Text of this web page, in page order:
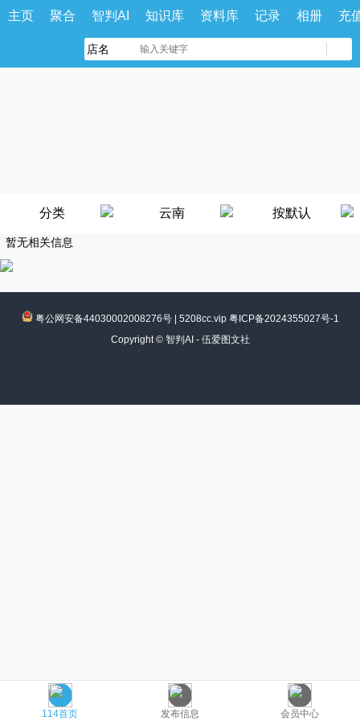
主页 聚合 智判AI 知识库 资料库 记录 相册 充
分类 云南 按默认
暂无相关信息
114首页 发布信息 会员中心
粤公网安备44030002008276号| 5208cc.vip 粤ICP备2024355027号-1
Copyright © 智判AI - 伍爱图文社